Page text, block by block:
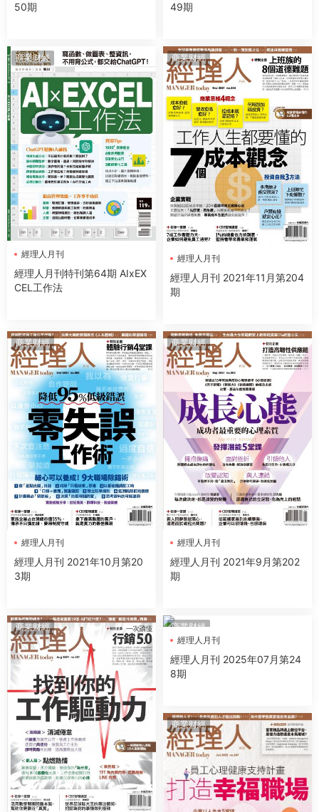
50期
49期
商業财經
經理人月刊
經理人月刊特刊第64期 AIxEX
CEL工作法
商業财經
經理人月刊
經理人月刊 2021年11月第204
期
商業财經
經理人月刊
經理人月刊 2021年10月第20
3期
商業财經
經理人月刊
經理人月刊 2021年9月第202
期
商業财經
商業财經
經理人月刊
經理人月刊 2025年07月第24
8期
商業财經